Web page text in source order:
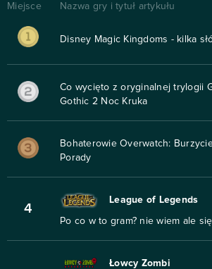
Miejsce Nazwa gry i tytuł artykułu
Disney Magic Kingdoms - kilka
Co wycięto z oryginalnej trylogii
Gothic 2 Noc Kruka
Bohaterowie Overwatch:
Porady
4
League of Legends
Po co w to gram? nie wiem ale
Łowcy Zombi